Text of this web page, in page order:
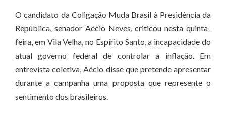
O candidato da Coligação Muda Brasil à Presidência da
República, senador Aécio Neves, criticou nesta quinta-
feira, em Vila Velha, no Espírito Santo, a incapacidade do
atual governo federal de controlar a inflação. Em
entrevista coletiva, Aécio disse que pretende apresentar
durante a campanha uma proposta que represente o
sentimento dos brasileiros.